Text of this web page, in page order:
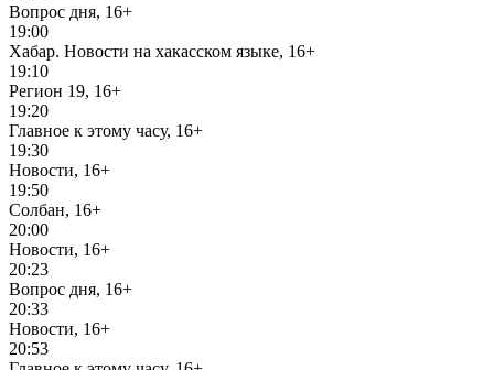
Вопрос дня, 16+
19:00
Хабар. Новости на хакасском языке, 16+
19:10
Регион 19, 16+
19:20
Главное к этому часу, 16+
19:30
Новости, 16+
19:50
Солбан, 16+
20:00
Новости, 16+
20:23
Вопрос дня, 16+
20:33
Новости, 16+
20:53